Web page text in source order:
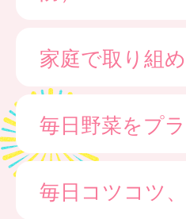
家庭で取り組
毎日野菜をプ
毎日コツコツ